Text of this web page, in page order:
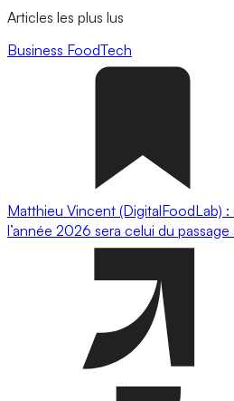
Articles les plus lus
Business FoodTech
Matthieu Vincent (DigitalFoodLab)
l’année 2026 sera celui du passage